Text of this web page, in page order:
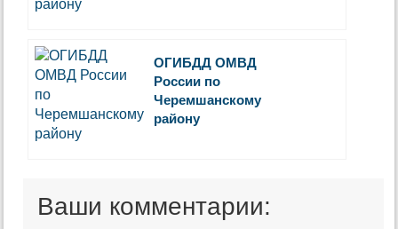
ОГИБДД ОМВД
России по
Черемшанскому
району
Ваши комментарии: